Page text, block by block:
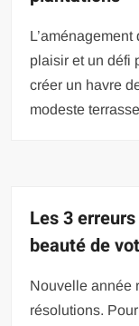
plaisir et un défi
créer un havre
modeste terrasse
Les 3
beauté de
Nouvelle année
résolutions.